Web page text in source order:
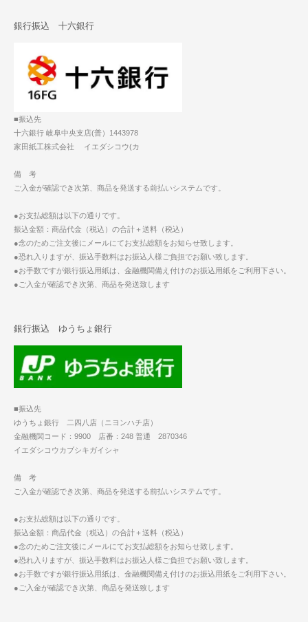
銀行振込 十六銀行
■振込先
十六銀行 岐阜中央支店(普）1443978
家田紙工株式会社 イエダシコウ(カ
備 考
ご入金が確認でき次第、商品を発送する前払いシステムです。
●お支払総額は以下の通りです。
振込金額：商品代金（税込）の合計＋送料（税込）
●念のためご注文後にメールにてお支払総額をお知らせ致します。
●恐れ入りますが、振込手数料はお振込人様ご負担でお願い致します。
●お手数ですが銀行振込用紙は、金融機関備え付けのお振込用紙をご利用下さい。
●ご入金が確認でき次第、商品を発送致します
銀行振込 ゆうちょ銀行
■振込先
ゆうちょ銀行 二四八店（ニヨンハチ店）
金融機関コード：9900 店番：248 普通 2870346
イエダシコウカブシキガイシャ
備 考
ご入金が確認でき次第、商品を発送する前払いシステムです。
●お支払総額は以下の通りです。
振込金額：商品代金（税込）の合計＋送料（税込）
●念のためご注文後にメールにてお支払総額をお知らせ致します。
●恐れ入りますが、振込手数料はお振込人様ご負担でお願い致します。
●お手数ですが銀行振込用紙は、金融機関備え付けのお振込用紙をご利用下さい。
●ご入金が確認でき次第、商品を発送致します